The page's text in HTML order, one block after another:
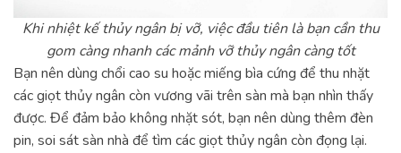
Khi nhiệt kế thủy ngân bị vỡ, việc đầu tiên là bạn cần thu
gom càng nhanh các mảnh vỡ thủy ngân càng tốt
Bạn nên dùng chổi cao su hoặc miếng bìa cứng để thu nhặt
các giọt thủy ngân còn vương vãi trên sàn mà bạn nhìn thấy
được. Để đảm bảo không nhặt sót, bạn nên dùng thêm đèn
pin, soi sát sàn nhà để tìm các giọt thủy ngân còn đọng lại.